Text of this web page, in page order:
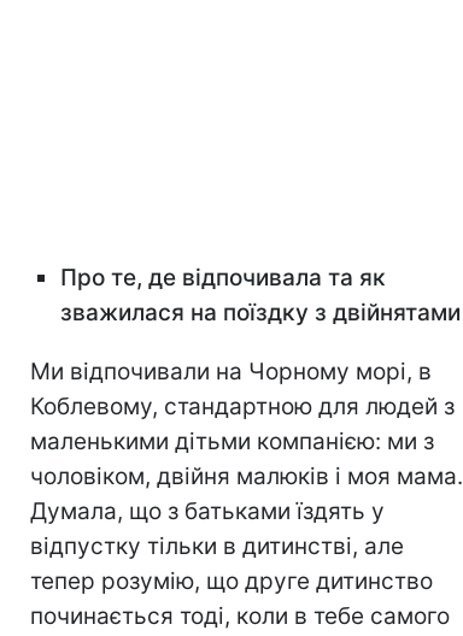
Про те, де відпочивала та як
зважилася на поїздку з двійнятами
Ми відпочивали на Чорному морі, в
Коблевому, стандартною для людей з
маленькими дітьми компанією: ми з
чоловіком, двійня малюків і моя мама.
Думала, що з батьками їздять у
відпустку тільки в дитинстві, але
тепер розумію, що друге дитинство
починається тоді, коли в тебе самого